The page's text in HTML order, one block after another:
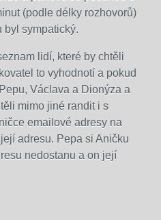
(podle délky rozhovorů)
byl sympatický.
lidí, které by chtěli
to vyhodnotí a pokud
Václava a Dionýza a
mimo jiné randit i s
emailové adresy na
adresu. Pepa si Aničku
nedostanu a on její